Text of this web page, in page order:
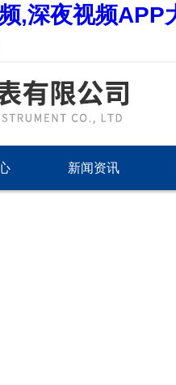
,深夜视频APP
新闻资讯